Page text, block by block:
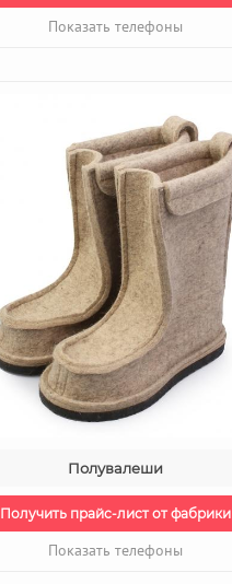
Показать телефоны
Полувалеши
Получить прайс-лист от фабрики
Показать телефоны